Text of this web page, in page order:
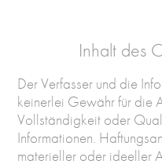
Inhalt des
Der Verfasser und die
keinerlei Gewähr für die
Vollständigkeit oder
Informationen.
materieller oder ideeller